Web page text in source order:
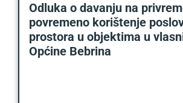
Odluka o davanju na
povremeno korištenje
prostora u objektima u
Općine Bebrina